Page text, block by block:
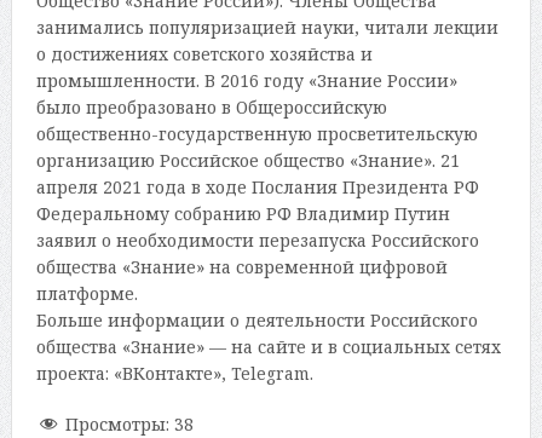
занимались популяризацией науки, читали лекции
о достижениях советского хозяйства и
промышленности. В 2016 году «Знание России»
было преобразовано в Общероссийскую
общественно-государственную просветительскую
организацию Российское общество «Знание». 21
апреля 2021 года в ходе Послания Президента РФ
Федеральному собранию РФ Владимир Путин
заявил о необходимости перезапуска Российского
общества «Знание» на современной цифровой
платформе.
Больше информации о деятельности Российского
общества «Знание» — на сайте и в социальных сетях
проекта: «ВКонтакте», Telegram.
Просмотры: 38